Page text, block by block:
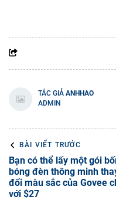
TÁC GIẢ ANHHAO
ADMIN
BÀI VIẾT TRƯỚC
Bạn có thể lấy một gói
bóng đèn thông minh
đổi màu sắc của Govee
với $27